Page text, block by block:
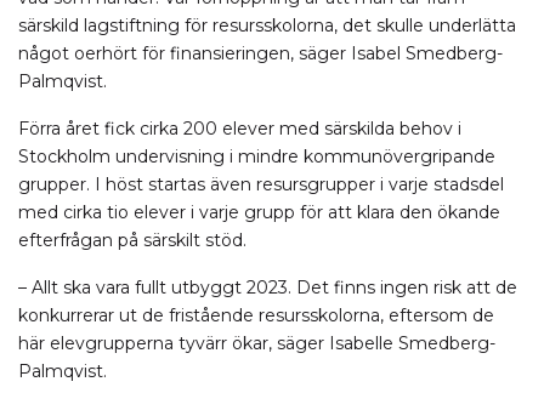
särskild lagstiftning för resursskolorna, det skulle underlätta
något oerhört för finansieringen, säger Isabel Smedberg-
Palmqvist.
Förra året fick cirka 200 elever med särskilda behov i
Stockholm undervisning i mindre kommunövergripande
grupper. I höst startas även resursgrupper i varje stadsdel
med cirka tio elever i varje grupp för att klara den ökande
efterfrågan på särskilt stöd.
– Allt ska vara fullt utbyggt 2023. Det finns ingen risk att de
konkurrerar ut de fristående resursskolorna, eftersom de
här elevgrupperna tyvärr ökar, säger Isabelle Smedberg-
Palmqvist.